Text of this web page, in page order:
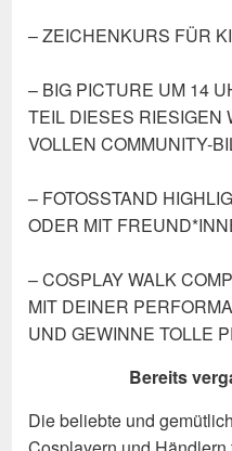
– ZEICHENKURS FÜR
– BIG PICTURE UM 14
TEIL DIESES RIESIGEN
VOLLEN COMMUNITY-
– FOTOSSTAND
ODER MIT
– COSPLAY WALK
MIT DEINER
UND GEWINNE TOLLE
Bereits
Die beliebte und